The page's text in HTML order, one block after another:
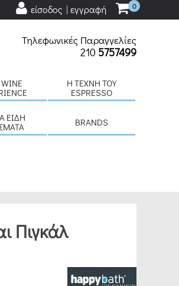
0
είσοδος | εγγραφή
Τηλεφωνικές Παραγγελίες
210 5757499
H ΤΈΧΝΗ ΤΟΥ
ESPRESSO
ΕΊΔΗ
BRANDS
Πιγκάλ